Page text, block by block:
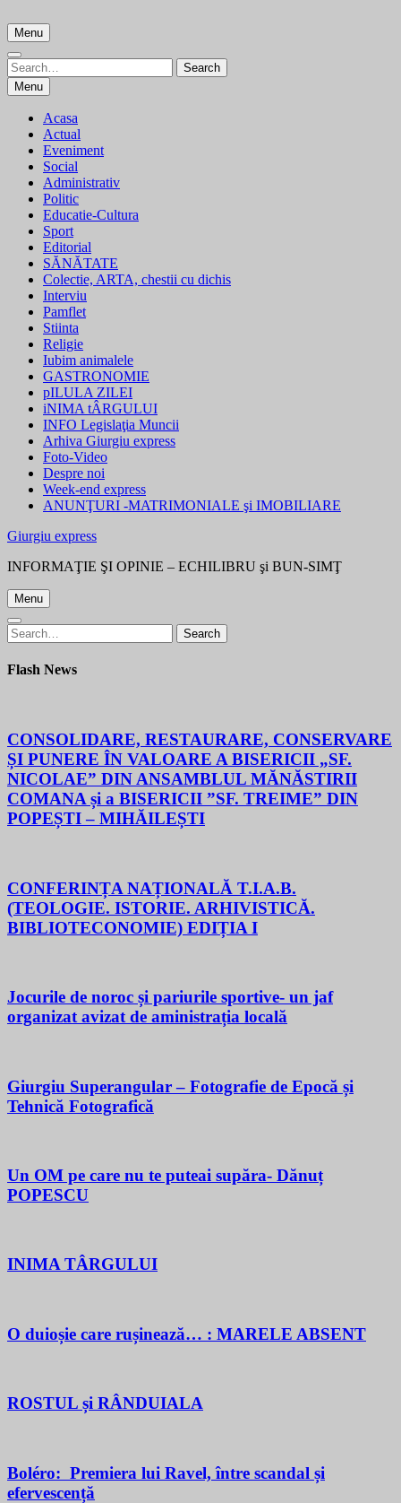
to
content
Menu
Search
for:
Search
Menu
Acasa
Actual
Eveniment
Social
Administrativ
Politic
Educatie-Cultura
Sport
Editorial
SĂNĂTATE
Colectie, ARTA, chestii cu dichis
Interviu
Pamflet
Stiinta
Religie
Iubim animalele
GASTRONOMIE
pILULA ZILEI
iNIMA tÂRGULUI
INFO Legislaţia Muncii
Arhiva Giurgiu express
Foto-Video
Despre noi
Week-end express
ANUNŢURI -MATRIMONIALE şi IMOBILIARE
Giurgiu express
INFORMAŢIE ŞI OPINIE – ECHILIBRU şi BUN-SIMŢ
Menu
Search
for:
Search
Flash News
CONSOLIDARE, RESTAURARE, CONSERVARE
ȘI PUNERE ÎN VALOARE A BISERICII „SF.
NICOLAE” DIN ANSAMBLUL MĂNĂSTIRII
COMANA și a BISERICII ”SF. TREIME” DIN
POPEȘTI – MIHĂILEȘTI
CONFERINȚA NAȚIONALĂ T.I.A.B.
(TEOLOGIE. ISTORIE. ARHIVISTICĂ.
BIBLIOTECONOMIE) EDIȚIA I
Jocurile de noroc și pariurile sportive- un jaf
organizat avizat de aministrația locală
Giurgiu Superangular – Fotografie de Epocă și
Tehnică Fotografică
Un OM pe care nu te puteai supăra- Dănuț
POPESCU
INIMA TÂRGULUI
O duioșie care rușinează… : MARELE ABSENT
ROSTUL și RÂNDUIALA
Boléro: Premiera lui Ravel, între scandal și
efervescență